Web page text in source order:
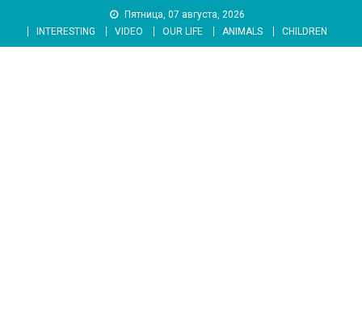
content
Пятница, 07 августа, 2026
INTERESTING
VIDEO OUR LIFE ANIMALS CHILDREN